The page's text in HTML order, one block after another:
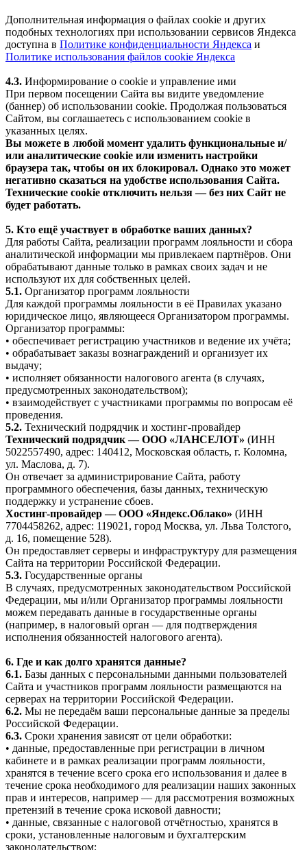
Дополнительная информация о файлах cookie и других
подобных технологиях при использовании сервисов Яндекса
доступна в Политике конфиденциальности Яндекса и
Политике использования файлов cookie Яндекса
4.3. Информирование о cookie и управление ими
При первом посещении Сайта вы видите уведомление
(баннер) об использовании cookie. Продолжая пользоваться
Сайтом, вы соглашаетесь с использованием cookie в
указанных целях.
Вы можете в любой момент удалить функциональные и/
или аналитические cookie или изменить настройки
браузера так, чтобы он их блокировал. Однако это может
негативно сказаться на удобстве использования Сайта.
Технические cookie отключить нельзя — без них Сайт не
будет работать.
5. Кто ещё участвует в обработке ваших данных?
Для работы Сайта, реализации программ лояльности и сбора
аналитической информации мы привлекаем партнёров. Они
обрабатывают данные только в рамках своих задач и не
используют их для собственных целей.
5.1. Организатор программ лояльности
Для каждой программы лояльности в её Правилах указано
юридическое лицо, являющееся Организатором программы.
Организатор программы:
• обеспечивает регистрацию участников и ведение их учёта;
• обрабатывает заказы вознаграждений и организует их
выдачу;
• исполняет обязанности налогового агента (в случаях,
предусмотренных законодательством);
• взаимодействует с участниками программы по вопросам её
проведения.
5.2. Технический подрядчик и хостинг-провайдер
Технический подрядчик — ООО «ЛАНСЕЛОТ» (ИНН
5022557490, адрес: 140412, Московская область, г. Коломна,
ул. Маслова, д. 7).
Он отвечает за администрирование Сайта, работу
программного обеспечения, базы данных, техническую
поддержку и устранение сбоев.
Хостинг-провайдер — ООО «Яндекс.Облако» (ИНН
7704458262, адрес: 119021, город Москва, ул. Льва Толстого,
д. 16, помещение 528).
Он предоставляет серверы и инфраструктуру для размещения
Сайта на территории Российской Федерации.
5.3. Государственные органы
В случаях, предусмотренных законодательством Российской
Федерации, мы и/или Организатор программы лояльности
можем передавать данные в государственные органы
(например, в налоговый орган — для подтверждения
исполнения обязанностей налогового агента).
6. Где и как долго хранятся данные?
6.1. Базы данных с персональными данными пользователей
Сайта и участников программ лояльности размещаются на
серверах на территории Российской Федерации.
6.2. Мы не передаём ваши персональные данные за пределы
Российской Федерации.
6.3. Сроки хранения зависят от цели обработки:
• данные, предоставленные при регистрации в личном
кабинете и в рамках реализации программ лояльности,
хранятся в течение всего срока его использования и далее в
течение срока необходимого для реализации наших законных
прав и интересов, например — для рассмотрения возможных
претензий в течение срока исковой давности;
• данные, связанные с налоговой отчётностью, хранятся в
сроки, установленные налоговым и бухгалтерским
законодательством;